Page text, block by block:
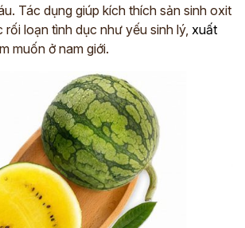
Tác dụng giúp kích thích sản sinh oxit
loạn tình dục như yếu sinh lý, xuất
muốn ở nam giới.